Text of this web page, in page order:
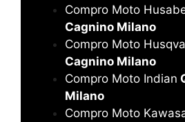
Compro Moto
Cagnino Milano
Compro Moto
Cagnino Milano
Compro Moto Indian
Milano
Compro Moto